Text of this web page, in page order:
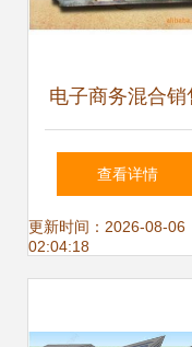
电子商务混合销
产品模型设计 以
用电器为核心的
查看详情
更新时间：2026-08-06
02:04:18